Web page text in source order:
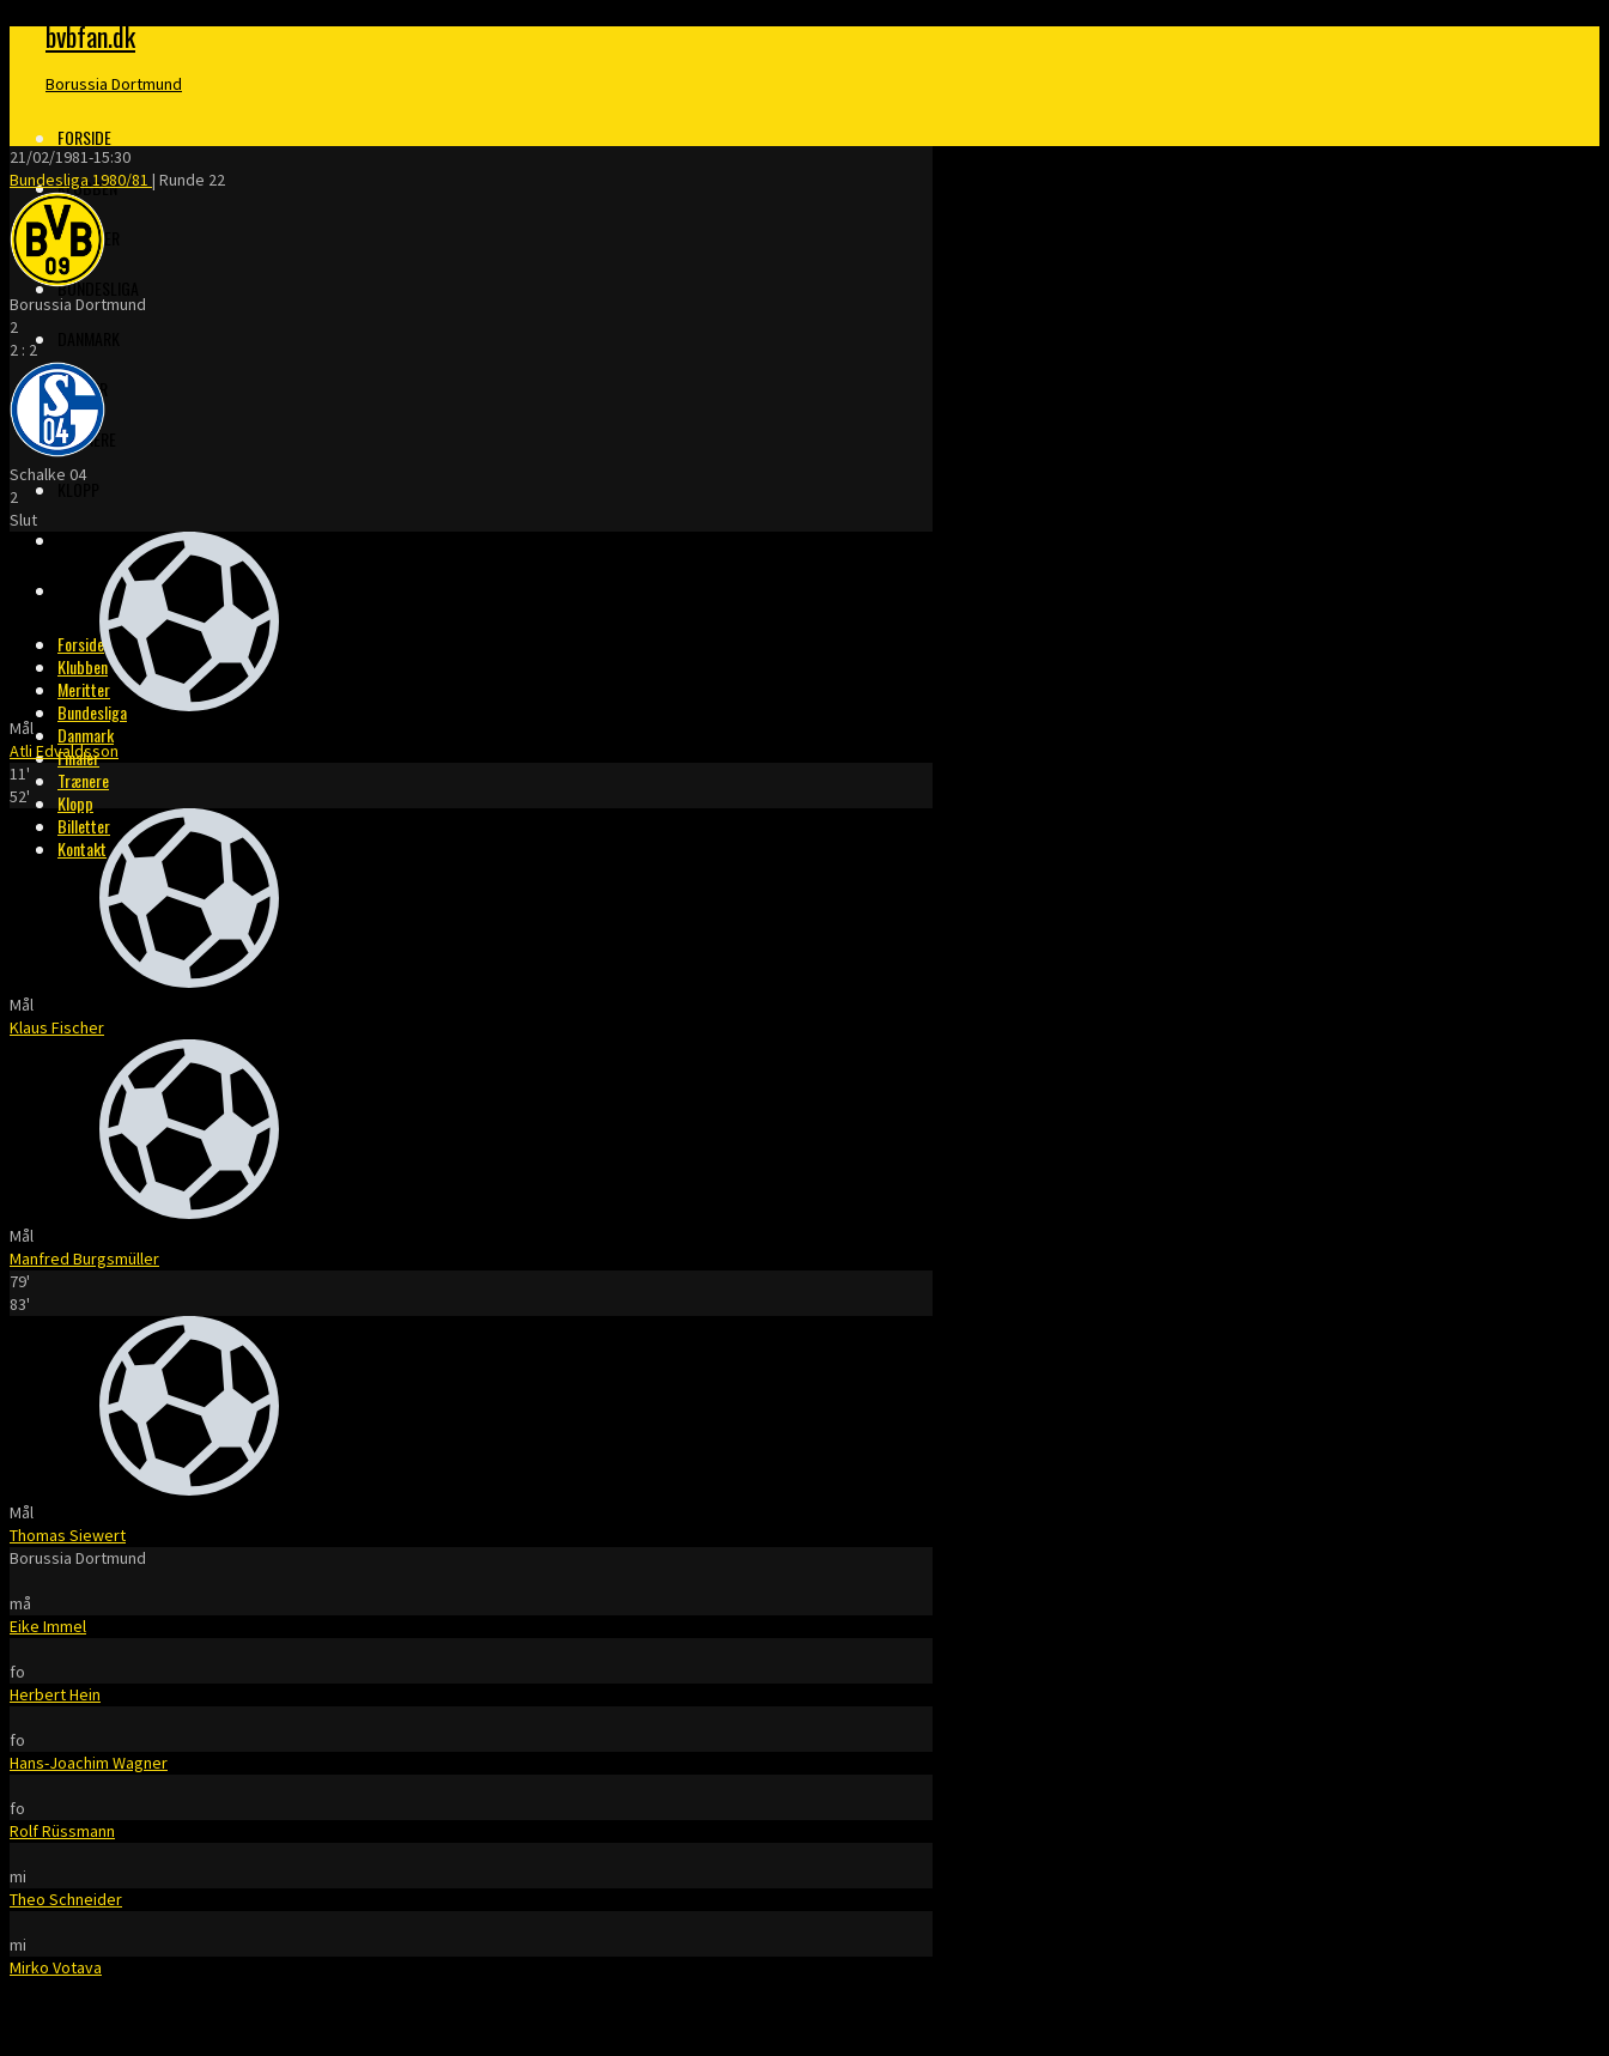
bvbfan.dk
Borussia Dortmund
FORSIDE
KLUBBEN
MERITTER
BUNDESLIGA
FINALER
TRÆNERE
KONTAKT
Forside
Klubben
Meritter
Bundesliga
Danmark
Finaler
Trænere
Klopp
Billetter
Kontakt
21/02/1981-15:30
Bundesliga 1980/81 | Runde 22
Borussia Dortmund
2
2 : 2
Schalke 04
2
Slut
Mål
Atli Edvaldsson
11'
52'
Mål
Klaus Fischer
Mål
Manfred Burgsmüller
79'
83'
Mål
Thomas Siewert
Borussia Dortmund
må
Eike Immel
fo
Herbert Hein
fo
Hans-Joachim Wagner
fo
Rolf Rüssmann
mi
Theo Schneider
mi
Mirko Votava